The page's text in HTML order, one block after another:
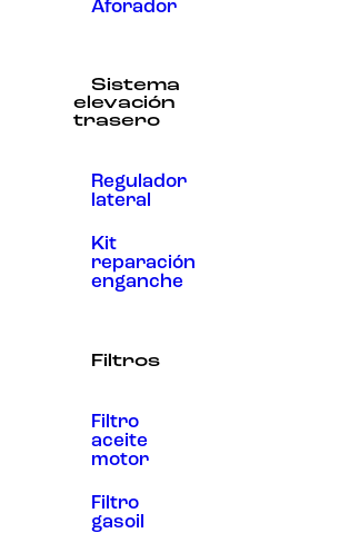
Aforador
Sistema
elevación
trasero
Regulador
lateral
Kit
reparación
enganche
Filtros
Filtro
aceite
motor
Filtro
gasoil